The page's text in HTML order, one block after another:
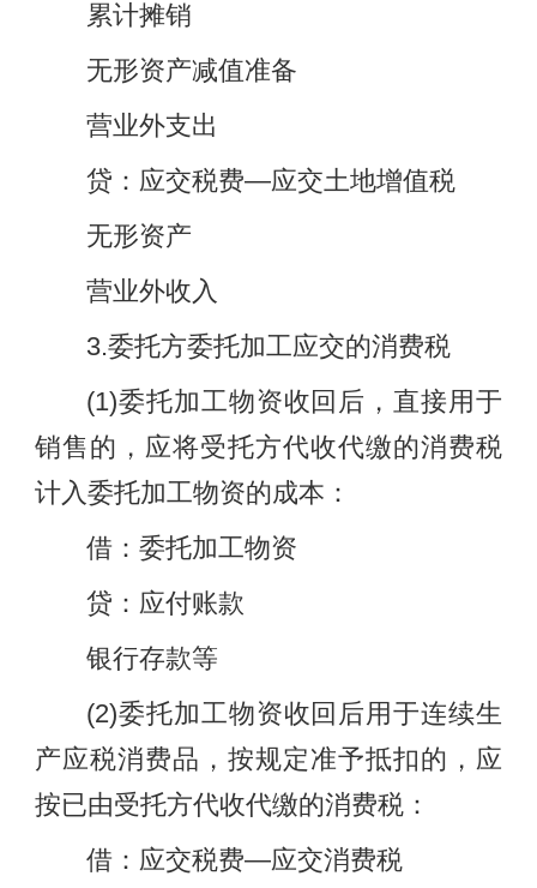
累计摊销
无形资产减值准备
营业外支出
贷：应交税费—应交土地增值税
无形资产
营业外收入
3.委托方委托加工应交的消费税
(1)委托加工物资收回后，直接用于
销售的，应将受托方代收代缴的消费税
计入委托加工物资的成本：
借：委托加工物资
贷：应付账款
银行存款等
(2)委托加工物资收回后用于连续生
产应税消费品，按规定准予抵扣的，应
按已由受托方代收代缴的消费税：
借：应交税费—应交消费税